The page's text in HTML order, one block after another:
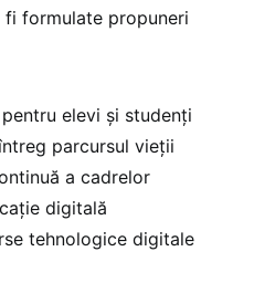
formulate propuneri
elevi și studenți
parcursul vieții
a cadrelor
digitală
tehnologice digitale